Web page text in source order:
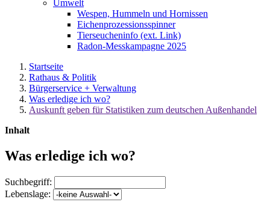
Umwelt
Wespen, Hummeln und Hornissen
Eichenprozessionsspinner
Tierseucheninfo (ext. Link)
Radon-Messkampagne 2025
Startseite
Rathaus & Politik
Bürgerservice + Verwaltung
Was erledige ich wo?
Auskunft geben für Statistiken zum deutschen Außenhandel
Inhalt
Was erledige ich wo?
Suchbegriff:
Lebenslage: